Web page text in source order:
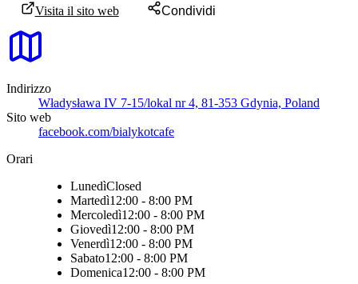
Visita il sito web Condividi
Indirizzo
Władysława IV 7-15/lokal nr 4, 81-353 Gdynia, Poland
Sito web
facebook.com/bialykotcafe
Orari
LunedìClosed
Martedì12:00 - 8:00 PM
Mercoledì12:00 - 8:00 PM
Giovedì12:00 - 8:00 PM
Venerdì12:00 - 8:00 PM
Sabato12:00 - 8:00 PM
Domenica12:00 - 8:00 PM